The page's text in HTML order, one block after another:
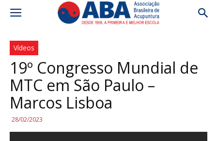
Vídeos
19º Congresso Mundial de
MTC em São Paulo –
Marcos Lisboa
28/02/2023